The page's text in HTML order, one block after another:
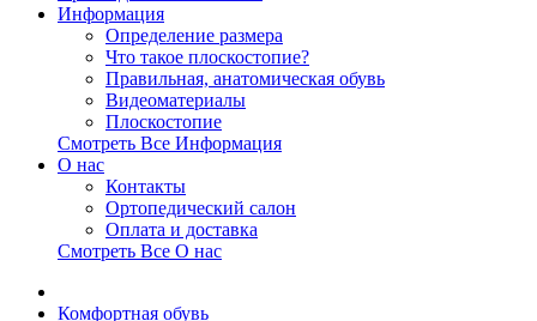
Информация
Определение размера
Что такое плоскостопие?
Правильная, анатомическая обувь
Видеоматериалы
Плоскостопие
Смотреть Все Информация
О нас
Контакты
Ортопедический салон
Оплата и доставка
Смотреть Все О нас
Комфортная обувь